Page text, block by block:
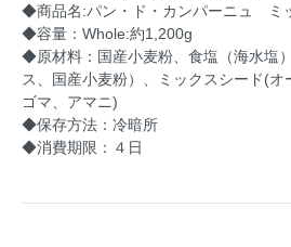
◆商品名:パン・ド・カンパーニュ ミ
◆容量：Whole:約1,200g
◆原材料：国産小麦粉、食塩（海水塩
ス、国産小麦粉）、ミックスシード(オ
ゴマ、アマニ)
◆保存方法：冷暗所
◆消費期限：４日